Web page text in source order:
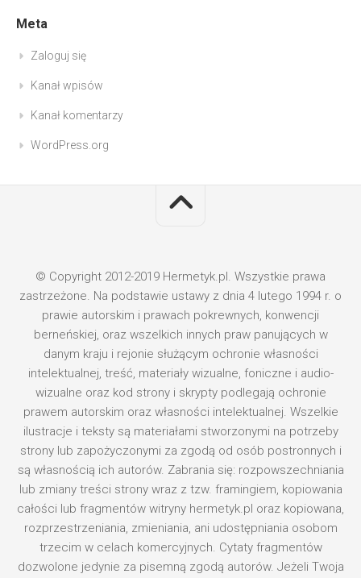
Meta
Zaloguj się
Kanał wpisów
Kanał komentarzy
WordPress.org
© Copyright 2012-2019 Hermetyk.pl. Wszystkie prawa
zastrzeżone. Na podstawie ustawy z dnia 4 lutego 1994 r. o
prawie autorskim i prawach pokrewnych, konwencji
berneńskiej, oraz wszelkich innych praw panujących w
danym kraju i rejonie służącym ochronie własności
intelektualnej, treść, materiały wizualne, foniczne i audio-
wizualne oraz kod strony i skrypty podlegają ochronie
prawem autorskim oraz własności intelektualnej. Wszelkie
ilustracje i teksty są materiałami stworzonymi na potrzeby
strony lub zapożyczonymi za zgodą od osób postronnych i
są własnością ich autorów. Zabrania się: rozpowszechniania
lub zmiany treści strony wraz z tzw. framingiem, kopiowania
całości lub fragmentów witryny hermetyk.pl oraz kopiowana,
rozprzestrzeniania, zmieniania, ani udostępniania osobom
trzecim w celach komercyjnych. Cytaty fragmentów
dozwolone jedynie za pisemną zgodą autorów. Jeżeli Twoja